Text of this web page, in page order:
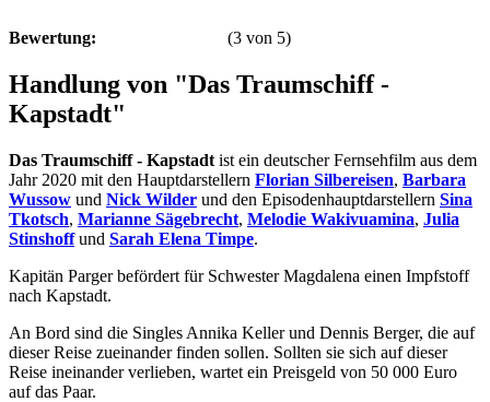
Bewertung: (3 von 5)
Handlung von "Das Traumschiff -
Kapstadt"
Das Traumschiff - Kapstadt ist ein deutscher Fernsehfilm aus dem
Jahr 2020 mit den Hauptdarstellern Florian Silbereisen, Barbara
Wussow und Nick Wilder und den Episodenhauptdarstellern Sina
Tkotsch, Marianne Sägebrecht, Melodie Wakivuamina, Julia
Stinshoffund Sarah Elena Timpe.
Kapitän Parger befördert für Schwester Magdalena einen Impfstoff
nach Kapstadt.
An Bord sind die Singles Annika Keller und Dennis Berger, die auf
dieser Reise zueinander finden sollen. Sollten sie sich auf dieser
Reise ineinander verlieben, wartet ein Preisgeld von 50 000 Euro
auf das Paar.